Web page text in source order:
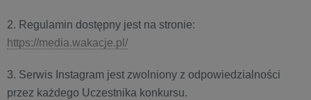
2. Regulamin dostępny jest na stronie:
https://media.wakacje.pl/
3. Serwis Instagram jest zwolniony z odpowiedzialności
przez każdego Uczestnika konkursu.